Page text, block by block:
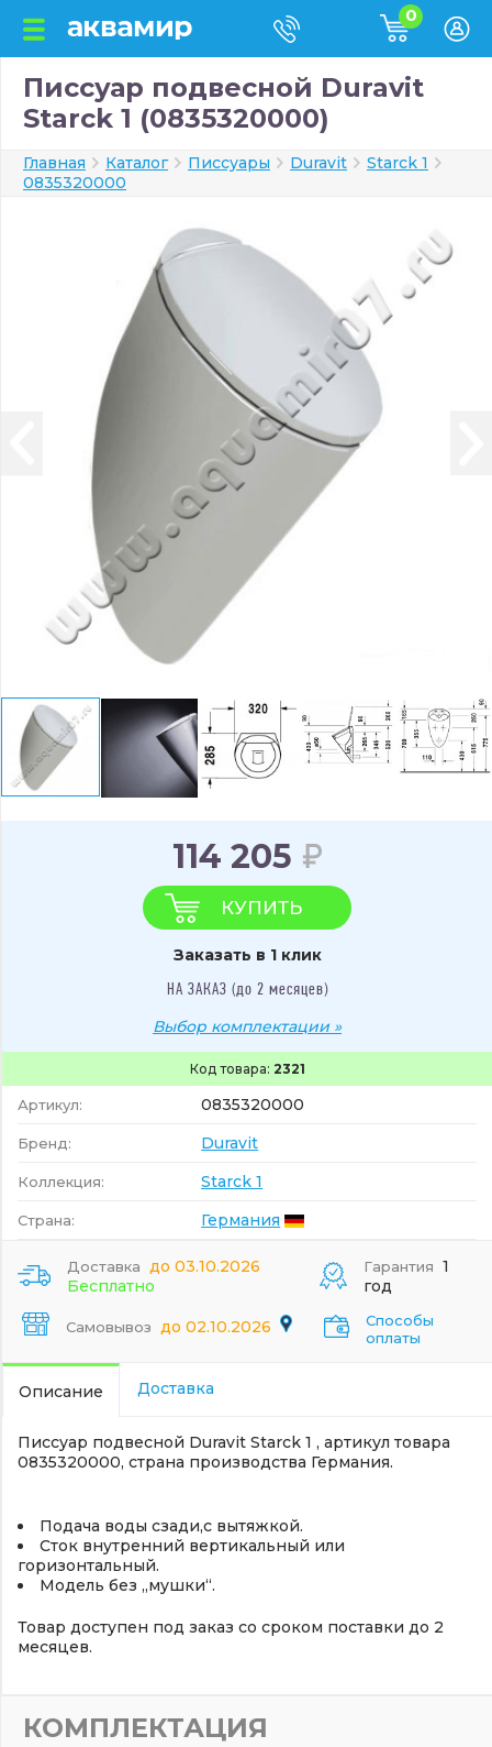
0
Писсуар подвесной Duravit
Starck 1 (0835320000)
Главная Каталог Писсуары Duravit
Starck 1
0835320000
Код товара: 2321
Артикул: 0835320000
Бренд: Duravit
Коллекция: Starck 1
Страна: Германия
114 205
КУПИТЬ
Заказать в 1 клик
НА ЗАКАЗ (до 2 месяцев)
Выбор комплектации »
Доставка до 03.10.2026
Бесплатно
Самовывоз до 02.10.2026
Гарантия 1
год
Способы
оплаты
Описание Доставка
Писсуар подвесной Duravit Starck 1 , артикул товара
0835320000, страна производства Германия.
Подача воды сзади,с вытяжкой.
Сток внутренний вертикальный или
горизонтальный.
Модель без „мушки“.
Товар доступен под заказ со сроком поставки до 2
месяцев.
КОМПЛЕКТАЦИЯ